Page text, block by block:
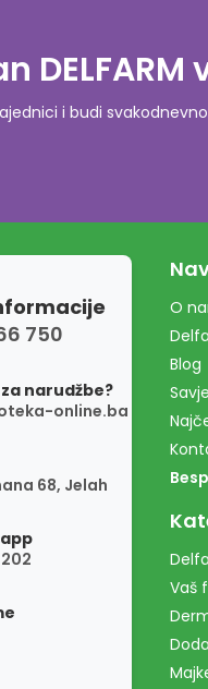
i budi
750
narudžbe?
online.ba
68, Jelah
O
Blog
Vaš